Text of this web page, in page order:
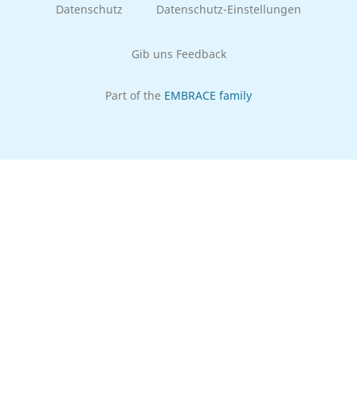
Datenschutz Datenschutz-Einstellungen
Gib uns Feedback
Part of the EMBRACE family